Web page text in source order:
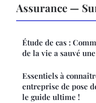
Assurance —
Étude de cas :
de la vie a sauvé
Essentiels à
entreprise de pose
le guide ultime !